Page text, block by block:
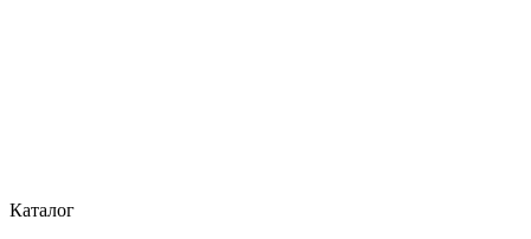
Каталог